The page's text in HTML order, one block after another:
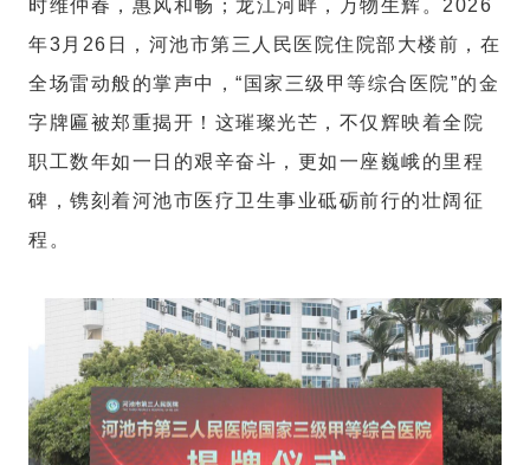
时维仲春，惠风和畅；龙江河畔，万物生辉。2026
年3月26日，河池市第三人民医院住院部大楼前，在
全场雷动般的掌声中，“国家三级甲等综合医院”的金
字牌匾被郑重揭开！这璀璨光芒，不仅辉映着全院
职工数年如一日的艰辛奋斗，更如一座巍峨的里程
碑，镌刻着河池市医疗卫生事业砥砺前行的壮阔征
程。